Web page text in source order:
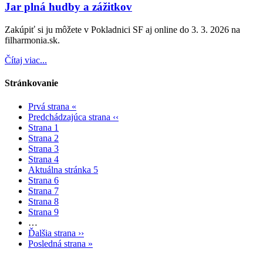
Jar plná hudby a zážitkov
Zakúpiť si ju môžete v Pokladnici SF aj online do 3. 3. 2026 na
filharmonia.sk.
Čítaj viac...
Stránkovanie
Prvá strana «
Predchádzajúca strana ‹‹
Strana 1
Strana 2
Strana 3
Strana 4
Aktuálna stránka 5
Strana 6
Strana 7
Strana 8
Strana 9
…
Ďalšia strana ››
Posledná strana »